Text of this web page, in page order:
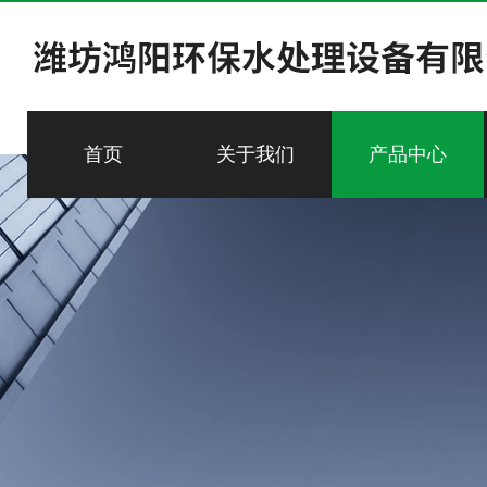
首页 关于我们 产品中心